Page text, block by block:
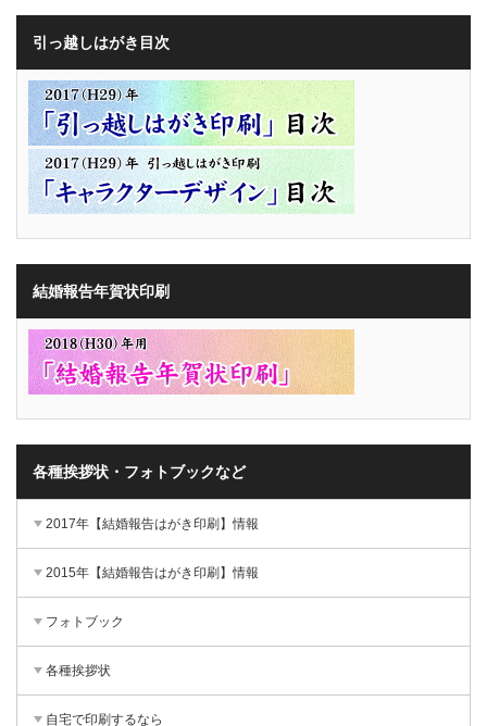
引っ越しはがき目次
結婚報告年賀状印刷
各種挨拶状・フォトブックなど
2017年【結婚報告はがき印刷】情報
2015年【結婚報告はがき印刷】情報
フォトブック
各種挨拶状
自宅で印刷するなら